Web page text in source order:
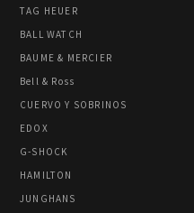
TAG HEUER
BALL WATCH
BAUME & MERCIER
Bell & Ross
CUERVO Y SOBRINOS
EDOX
G-SHOCK
HAMILTON
JUNGHANS